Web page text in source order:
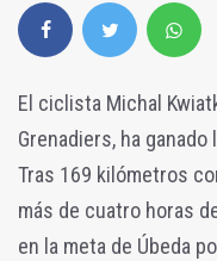
El ciclista Michal
Grenadiers, ha
Tras 169 kilómetros
más de cuatro horas
en la meta de Úbeda